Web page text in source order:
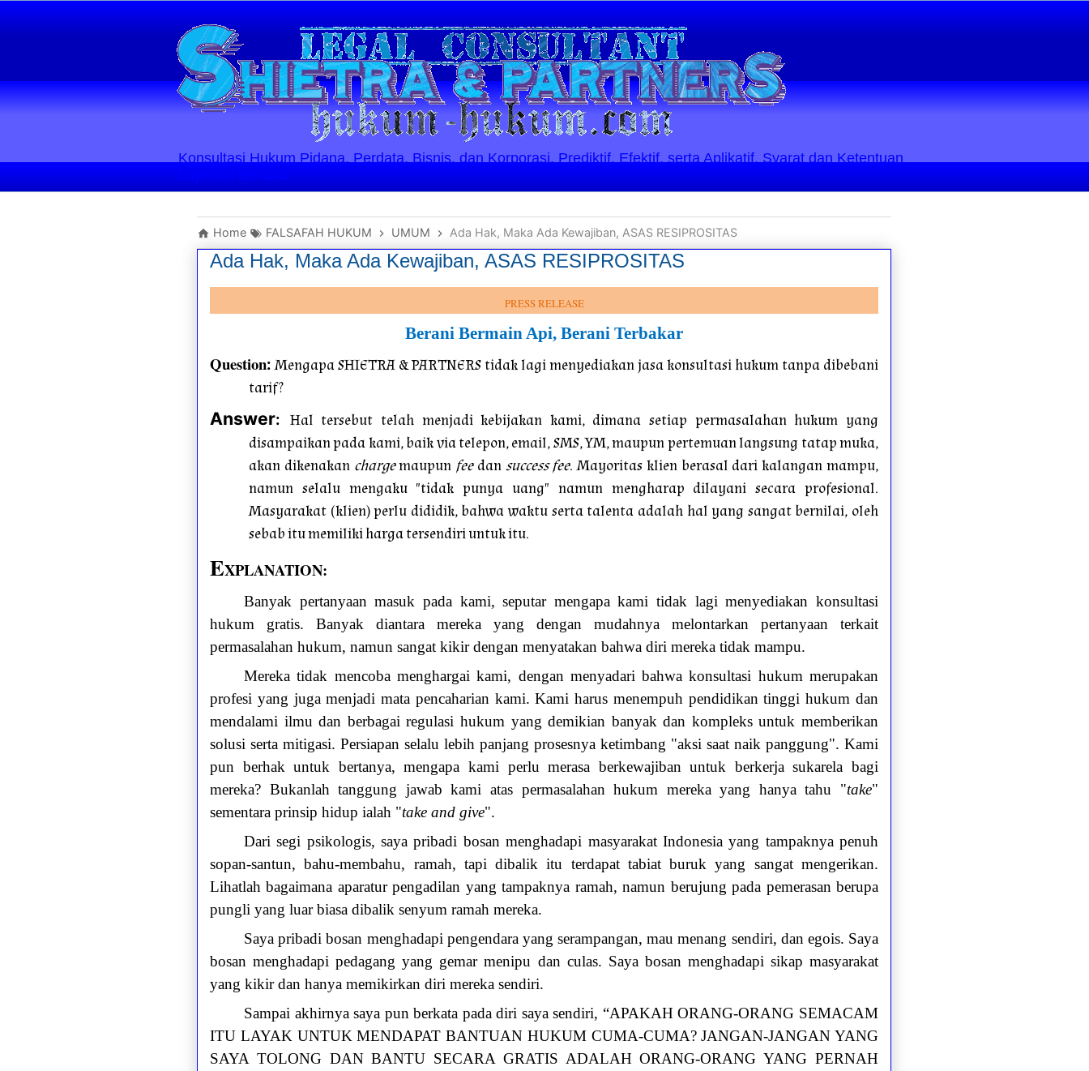
Konsultasi Hukum Pidana, Perdata, Bisnis, dan Korporasi. Prediktif, Efektif, serta Aplikatif. Syarat dan Ketentuan
Layanan Berlaku
Home FALSAFAH HUKUM UMUM Ada Hak, Maka Ada Kewajiban, ASAS RESIPROSITAS
Ada Hak, Maka Ada Kewajiban, ASAS RESIPROSITAS
PRESS RELEASE
Berani Bermain Api, Berani Terbakar
Question:Mengapa SHIETRA & PARTNERS tidak lagi menyediakan jasa konsultasi hukum tanpa dibebani
tarif?
Answer: Hal tersebut telah menjadi kebijakan kami, dimana setiap permasalahan hukum yang
disampaikan pada kami, baik via telepon, email, SMS, YM, maupun pertemuan langsung tatap muka,
akan dikenakan chargemaupun feedan success fee. Mayoritas klien berasal dari kalangan mampu,
namun selalu mengaku "tidak punya uang" namun mengharap dilayani secara profesional.
Masyarakat (klien) perlu dididik, bahwa waktu serta talenta adalah hal yang sangat bernilai, oleh
sebab itu memiliki harga tersendiri untuk itu.
EXPLANATION:
Banyak pertanyaan masuk pada kami, seputar mengapa kami tidak lagi menyediakan konsultasi
hukum gratis. Banyak diantara mereka yang dengan mudahnya melontarkan pertanyaan terkait
permasalahan hukum, namun sangat kikir dengan menyatakan bahwa diri mereka tidak mampu.
Mereka tidak mencoba menghargai kami, dengan menyadari bahwa konsultasi hukum merupakan
profesi yang juga menjadi mata pencaharian kami. Kami harus menempuh pendidikan tinggi hukum dan
mendalami ilmu dan berbagai regulasi hukum yang demikian banyak dan kompleks untuk memberikan
solusi serta mitigasi. Persiapan selalu lebih panjang prosesnya ketimbang "aksi saat naik panggung". Kami
pun berhak untuk bertanya, mengapa kami perlu merasa berkewajiban untuk berkerja sukarela bagi
mereka? Bukanlah tanggung jawab kami atas permasalahan hukum mereka yang hanya tahu "take"
sementara prinsip hidup ialah "take and give".
Dari segi psikologis, saya pribadi bosan menghadapi masyarakat Indonesia yang tampaknya penuh
sopan-santun, bahu-membahu, ramah, tapi dibalik itu terdapat tabiat buruk yang sangat mengerikan.
Lihatlah bagaimana aparatur pengadilan yang tampaknya ramah, namun berujung pada pemerasan berupa
pungli yang luar biasa dibalik senyum ramah mereka.
Saya pribadi bosan menghadapi pengendara yang serampangan, mau menang sendiri, dan egois. Saya
bosan menghadapi pedagang yang gemar menipu dan culas. Saya bosan menghadapi sikap masyarakat
yang kikir dan hanya memikirkan diri mereka sendiri.
Sampai akhirnya saya pun berkata pada diri saya sendiri, “APAKAH ORANG-ORANG SEMACAM
ITU LAYAK UNTUK MENDAPAT BANTUAN HUKUM CUMA-CUMA? JANGAN-JANGAN YANG
SAYA TOLONG DAN BANTU SECARA GRATIS ADALAH ORANG-ORANG YANG PERNAH